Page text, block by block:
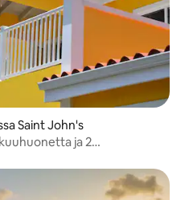
Saint John's
ja 2